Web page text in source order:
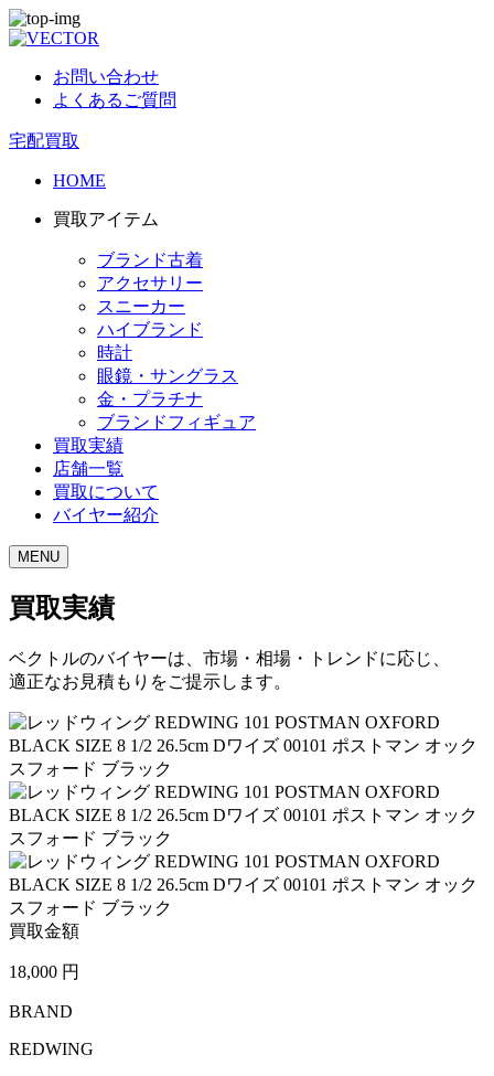
お問い合わせ
よくあるご質問
宅配買取
HOME
買取アイテム
ブランド古着
アクセサリー
スニーカー
ハイブランド
時計
眼鏡・サングラス
金・プラチナ
ブランドフィギュア
買取実績
店舗一覧
買取について
バイヤー紹介
MENU
買取実績
ベクトルのバイヤーは、市場・相場・トレンドに応じ、
適正なお見積もりをご提示します。
買取金額
18,000 円
BRAND
REDWING